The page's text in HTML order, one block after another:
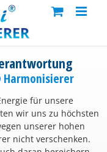
für unsere
wir uns zu höchsten
unserer hohen
nicht verschenken.